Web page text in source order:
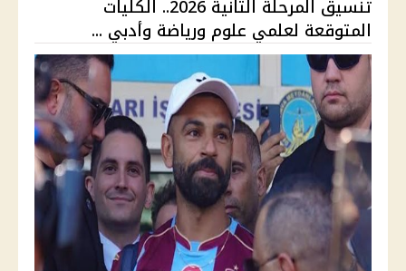
تنسيق المرحلة الثانية 2026.. الكليات
المتوقعة لعلمي علوم ورياضة وأدبي ...